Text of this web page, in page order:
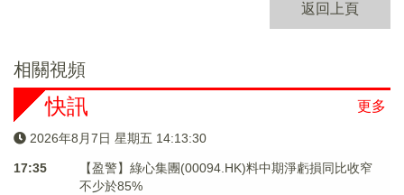
返回上頁
相關視頻
更多
快訊
2026年8月7日 星期五 14:13:31
17:35
【盈警】綠心集團(00094.HK)料中期淨虧損同比收窄
不少於85%